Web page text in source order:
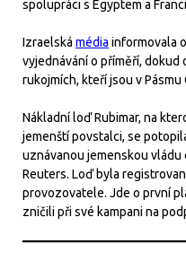
spolupráci s Egyptem a
Izraelská média informovala
vyjednávání o příměří, dokud
rukojmích, kteří jsou v Pásmu
Nákladní loď Rubimar, na
jemenští povstalci, se
uznávanou jemenskou vládu
Reuters. Loď byla
provozovatele. Jde o první
zničili při své kampani na